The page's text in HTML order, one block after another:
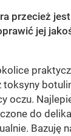
przecież
jej
oczu.
do
Bazuję